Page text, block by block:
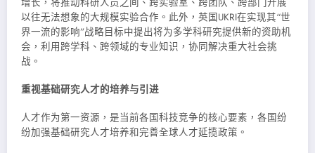
以往无法想象的大规模实验合作。此外，英国UKRI在实现其“世
界一流的影响”战略目标中提出将为多学科研究提供新的资助机
会，利用跨学科、跨领域的专业知识，协同解决重大社会挑
战。
重视基础研究人才的培养与引进
人才作为第一资源，是当前各国科技竞争的核心要素，各国纷
纷加强基础研究人才培养和完善全球人才延揽政策。